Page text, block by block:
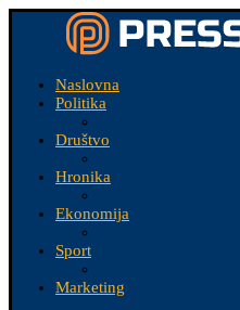
Naslovna
Politika
Društvo
Hronika
Ekonomija
Sport
Marketing